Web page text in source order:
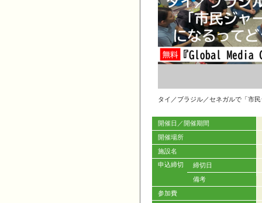
タイ／ブラジル／セネガルで「市
開催日／開催期間
開催場所
施設名
申込締切
締切日
備考
参加費